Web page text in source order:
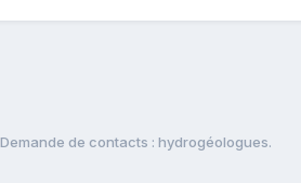
Demande de contacts : hydrogéologues.